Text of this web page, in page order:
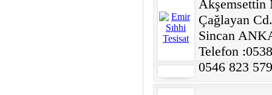
Akşemsettin
Çağlayan
Sincan
Telefon
0546 823